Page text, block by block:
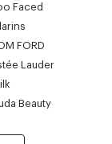
Faced
FORD
Lauder
Beauty